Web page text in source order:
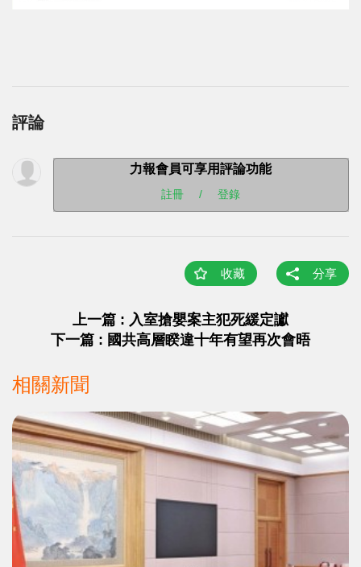
評論
力報會員可享用評論功能
註冊 / 登錄
收藏 分享
上一篇 : 入室搶嬰案主犯死緩定讞
下一篇 : 國共高層睽違十年有望再次會晤
相關新聞